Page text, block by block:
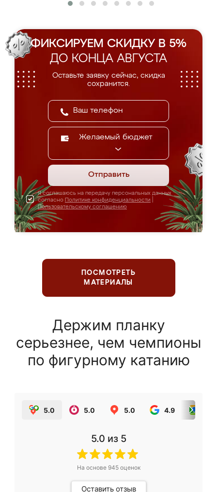
ФИКСИРУЕМ СКИДКУ В 5%
ДО КОНЦА АВГУСТА
Оставьте заявку сейчас, скидка
сохранится.
Желаемый бюджет
Отправить
Я соглашаюсь на передачу персональных данных
согласно Политике конфиденциальности
Пользовательскому соглашению
ПОСМОТРЕТЬ
МАТЕРИАЛЫ
Держим планку
серьезнее, чем чемпионы
по фигурному катанию
5.0 5.0 5.0 4.9
5.0 из 5
На основе 945оценок
Оставить отзыв